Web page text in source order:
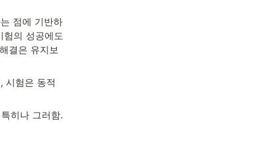
점에 기반하
험의 성공에도
결은 유지보
시험은 동적
히나 그러함.